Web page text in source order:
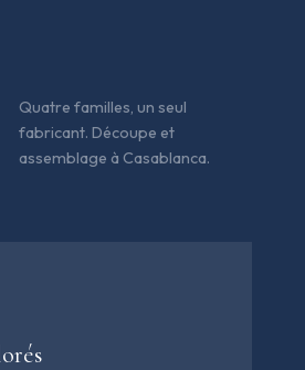
Quatre familles, un seul
fabricant. Découpe et
assemblage à Casablanca.